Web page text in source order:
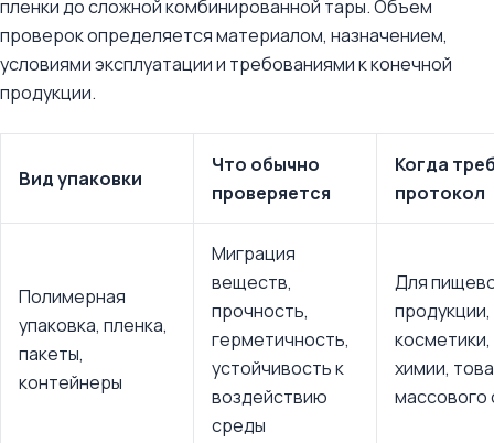
пленки до сложной комбинированной тары. Объем
проверок определяется материалом, назначением,
условиями эксплуатации и требованиями к конечной
продукции.
Вид упаковки
Что обычно
проверяется
Когда
протокол
Полимерная
упаковка, пленка,
пакеты,
контейнеры
Миграция
веществ,
прочность,
герметичность,
устойчивость к
воздействию
среды
Для
продукции,
химии,
массового